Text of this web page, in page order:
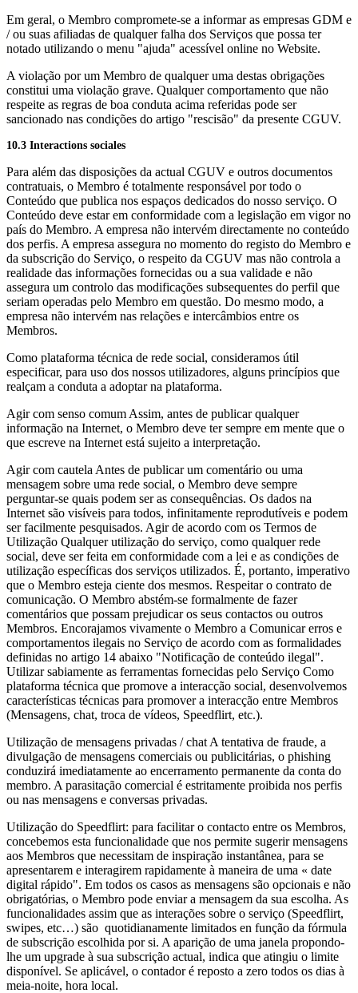
Em geral, o Membro compromete-se a informar as empresas GDM e
/ ou suas afiliadas de qualquer falha dos Serviços que possa ter
notado utilizando o menu "ajuda" acessível online no Website.
A violação por um Membro de qualquer uma destas obrigações
constitui uma violação grave. Qualquer comportamento que não
respeite as regras de boa conduta acima referidas pode ser
sancionado nas condições do artigo "rescisão" da presente CGUV.
10.3 Interactions sociales
Para além das disposições da actual CGUV e outros documentos
contratuais, o Membro é totalmente responsável por todo o
Conteúdo que publica nos espaços dedicados do nosso serviço. O
Conteúdo deve estar em conformidade com a legislação em vigor no
país do Membro. A empresa não intervém directamente no conteúdo
dos perfis. A empresa assegura no momento do registo do Membro e
da subscrição do Serviço, o respeito da CGUV mas não controla a
realidade das informações fornecidas ou a sua validade e não
assegura um controlo das modificações subsequentes do perfil que
seriam operadas pelo Membro em questão. Do mesmo modo, a
empresa não intervém nas relações e intercâmbios entre os
Membros.
Como plataforma técnica de rede social, consideramos útil
especificar, para uso dos nossos utilizadores, alguns princípios que
realçam a conduta a adoptar na plataforma.
Agir com senso comum Assim, antes de publicar qualquer
informação na Internet, o Membro deve ter sempre em mente que o
que escreve na Internet está sujeito a interpretação.
Agir com cautela Antes de publicar um comentário ou uma
mensagem sobre uma rede social, o Membro deve sempre
perguntar-se quais podem ser as consequências. Os dados na
Internet são visíveis para todos, infinitamente reprodutíveis e podem
ser facilmente pesquisados. Agir de acordo com os Termos de
Utilização Qualquer utilização do serviço, como qualquer rede
social, deve ser feita em conformidade com a lei e as condições de
utilização específicas dos serviços utilizados. É, portanto, imperativo
que o Membro esteja ciente dos mesmos. Respeitar o contrato de
comunicação. O Membro abstém-se formalmente de fazer
comentários que possam prejudicar os seus contactos ou outros
Membros. Encorajamos vivamente o Membro a Comunicar erros e
comportamentos ilegais no Serviço de acordo com as formalidades
definidas no artigo 14 abaixo "Notificação de conteúdo ilegal".
Utilizar sabiamente as ferramentas fornecidas pelo Serviço Como
plataforma técnica que promove a interacção social, desenvolvemos
características técnicas para promover a interacção entre Membros
(Mensagens, chat, troca de vídeos, Speedflirt, etc.).
Utilização de mensagens privadas / chat A tentativa de fraude, a
divulgação de mensagens comerciais ou publicitárias, o phishing
conduzirá imediatamente ao encerramento permanente da conta do
membro. A parasitação comercial é estritamente proibida nos perfis
ou nas mensagens e conversas privadas.
Utilização do Speedflirt: para facilitar o contacto entre os Membros,
concebemos esta funcionalidade que nos permite sugerir mensagens
aos Membros que necessitam de inspiração instantânea, para se
apresentarem e interagirem rapidamente à maneira de uma « date
digital rápido". Em todos os casos as mensagens são opcionais e não
obrigatórias, o Membro pode enviar a mensagem da sua escolha. As
funcionalidades assim que as interações sobre o serviço (Speedflirt,
swipes, etc…) são quotidianamente limitados en função da fórmula
de subscrição escolhida por si. A aparição de uma janela propondo-
lhe um upgrade à sua subscrição actual, indica que atingiu o limite
disponível. Se aplicável, o contador é reposto a zero todos os dias à
meia-noite, hora local.